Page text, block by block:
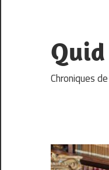
content
Chroniques